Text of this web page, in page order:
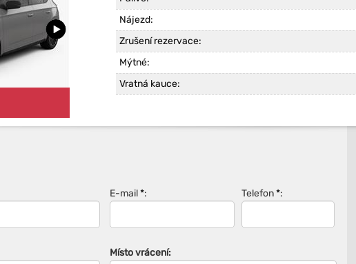
Nájezd:
Zrušení rezervace:
Mýtné:
Vratná kauce:
E-mail*: Telefon*:
Místo vrácení: